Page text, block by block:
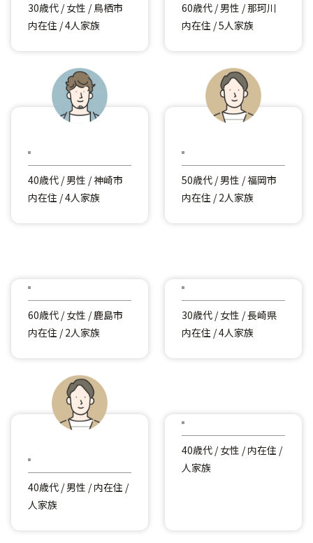
30歳代 / 女性 / 鳥栖市
内在住 / 4人家族
60歳代 / 男性 / 那珂川
内在住 / 5人家族
40歳代 / 男性 / 神崎市
内在住 / 4人家族
50歳代 / 男性 / 福岡市
内在住 / 2人家族
60歳代 / 女性 / 鹿島市
内在住 / 2人家族
30歳代 / 女性 / 長崎県
内在住 / 4人家族
40歳代 / 男性 / 内在住 /
人家族
40歳代 / 女性 / 内在住 /
人家族